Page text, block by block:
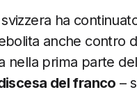
ha
anche contro
prima parte
del franco –